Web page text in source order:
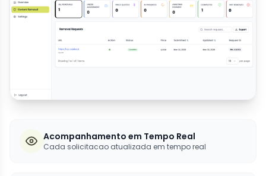
Acompanhamento em Tempo Real
Cada solicitacao atualizada em tempo real